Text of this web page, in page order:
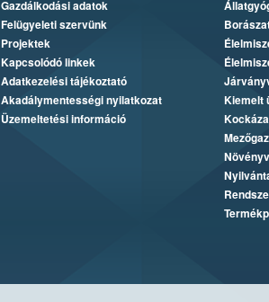
Gazdálkodási adatok
Felügyeleti szervünk
Projektek
Kapcsolódó linkek
Adatkezelési tájékoztató
Akadálymentességi nyilatkozat
Üzemeltetési információ
Kiemelt